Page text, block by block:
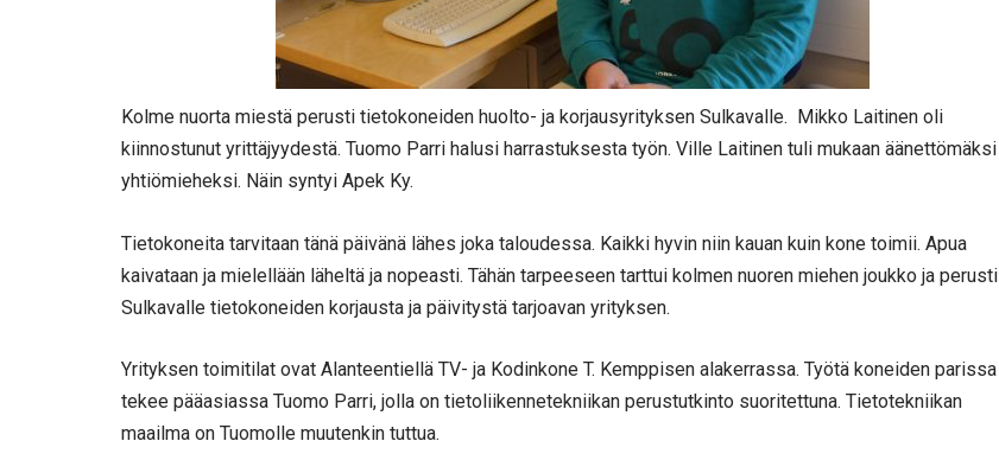
Kolme nuorta miestä perusti tietokoneiden huolto- ja korjausyrityksen Sulkavalle. Mikko Laitinen oli
kiinnostunut yrittäjyydestä. Tuomo Parri halusi harrastuksesta työn. Ville Laitinen tuli mukaan äänettömäksi
yhtiömieheksi. Näin syntyi Apek Ky.
Tietokoneita tarvitaan tänä päivänä lähes joka taloudessa. Kaikki hyvin niin kauan kuin kone toimii. Apua
kaivataan ja mielellään läheltä ja nopeasti. Tähän tarpeeseen tarttui kolmen nuoren miehen joukko ja perusti
Sulkavalle tietokoneiden korjausta ja päivitystä tarjoavan yrityksen.
Yrityksen toimitilat ovat Alanteentiellä TV- ja Kodinkone T. Kemppisen alakerrassa. Työtä koneiden parissa
tekee pääasiassa Tuomo Parri, jolla on tietoliikennetekniikan perustutkinto suoritettuna. Tietotekniikan
maailma on Tuomolle muutenkin tuttua.